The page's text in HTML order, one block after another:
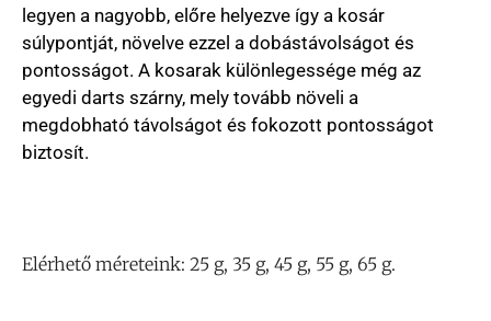
legyen a nagyobb, előre helyezve így a kosár
súlypontját, növelve ezzel a dobástávolságot és
pontosságot. A kosarak különlegessége még az
egyedi darts szárny, mely tovább növeli a
megdobható távolságot és fokozott pontosságot
biztosít.
Elérhető méreteink: 25 g, 35 g, 45 g, 55 g, 65 g.